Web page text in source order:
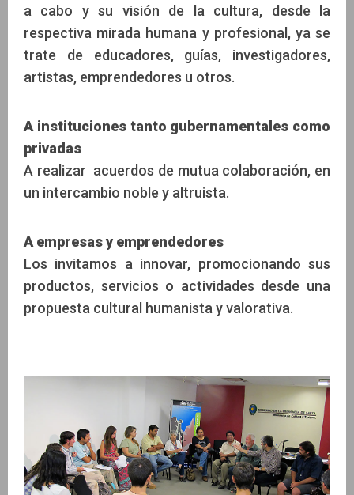
a cabo y su visión de la cultura, desde la
respectiva mirada humana y profesional, ya se
trate de educadores, guías, investigadores,
artistas, emprendedores u otros.
A instituciones tanto gubernamentales como
privadas
A realizar acuerdos de mutua colaboración, en
un intercambio noble y altruista.
A empresas y emprendedores
Los invitamos a innovar, promocionando sus
productos, servicios o actividades desde una
propuesta cultural humanista y valorativa.